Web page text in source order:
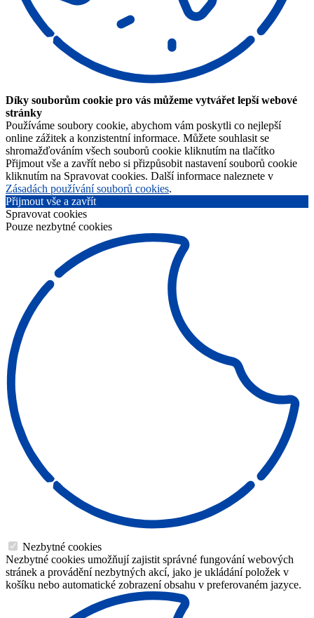
Díky souborům cookie pro vás můžeme vytvářet lepší webové
stránky
Používáme soubory cookie, abychom vám poskytli co nejlepší
online zážitek a konzistentní informace. Můžete souhlasit se
shromažďováním všech souborů cookie kliknutím na tlačítko
Přijmout vše a zavřít nebo si přizpůsobit nastavení souborů cookie
kliknutím na Spravovat cookies. Další informace naleznete v
Zásadách používání souborů cookies.
Přijmout vše a zavřít
Spravovat cookies
Pouze nezbytné cookies
Nezbytné cookies
Nezbytné cookies umožňují zajistit správné fungování webových
stránek a provádění nezbytných akcí, jako je ukládání položek v
košíku nebo automatické zobrazení obsahu v preferovaném jazyce.